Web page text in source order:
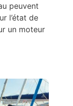
peuvent
l’état de
un moteur